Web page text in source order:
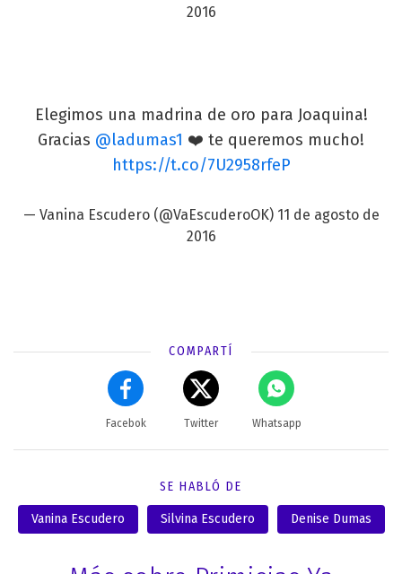
2016
Elegimos una madrina de oro para Joaquina!
Gracias @ladumas1 ❤️ te queremos mucho!
https://t.co/7U2958rfeP
— Vanina Escudero (@VaEscuderoOK) 11 de agosto de
2016
COMPARTÍ
Facebok Twitter Whatsapp
SE HABLÓ DE
Vanina Escudero Silvina Escudero Denise Dumas